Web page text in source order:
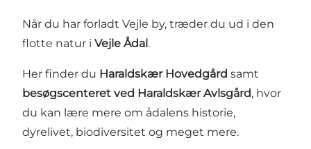
Når du har forladt Vejle by, træder du ud i den
flotte natur i Vejle Ådal.
Her finder du Haraldskær Hovedgård samt
besøgscenteret ved Haraldskær Avlsgård, hvor
du kan lære mere om ådalens historie,
dyrelivet, biodiversitet og meget mere.